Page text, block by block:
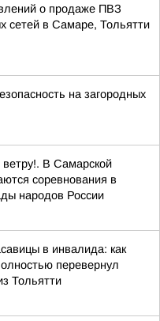
о продаже ПВЗ
сетей в Самаре, Тольятти
на загородных
В Самарской
соревнования в
народов России
в инвалида: как
перевернул
Тольятти